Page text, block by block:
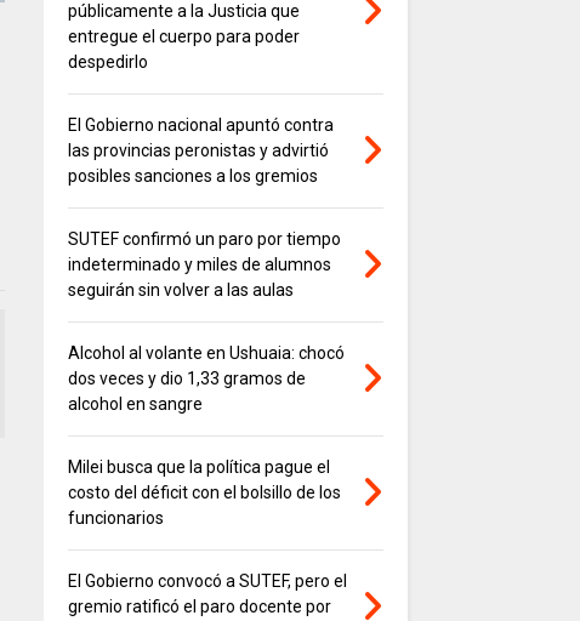
públicamente a la Justicia que
entregue el cuerpo para poder
despedirlo
El Gobierno nacional apuntó contra
las provincias peronistas y advirtió
posibles sanciones a los gremios
SUTEF confirmó un paro por tiempo
indeterminado y miles de alumnos
seguirán sin volver a las aulas
Alcohol al volante en Ushuaia: chocó
dos veces y dio 1,33 gramos de
alcohol en sangre
Milei busca que la política pague el
costo del déficit con el bolsillo de los
funcionarios
El Gobierno convocó a SUTEF, pero el
gremio ratificó el paro docente por